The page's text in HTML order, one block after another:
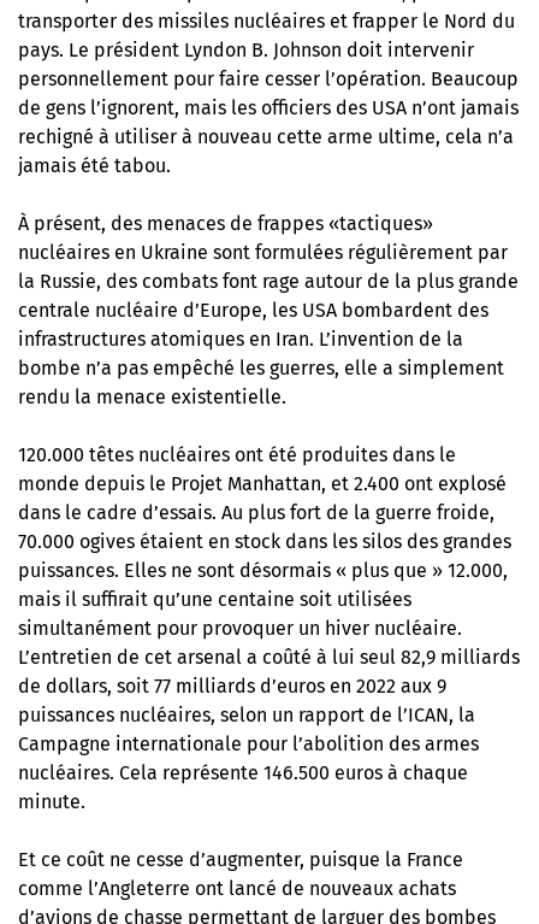
transporter des missiles nucléaires et frapper le Nord du
pays. Le président Lyndon B. Johnson doit intervenir
personnellement pour faire cesser l’opération. Beaucoup
de gens l’ignorent, mais les officiers des USA n’ont jamais
rechigné à utiliser à nouveau cette arme ultime, cela n’a
jamais été tabou.
À présent, des menaces de frappes «tactiques»
nucléaires en Ukraine sont formulées régulièrement par
la Russie, des combats font rage autour de la plus grande
centrale nucléaire d’Europe, les USA bombardent des
infrastructures atomiques en Iran. L’invention de la
bombe n’a pas empêché les guerres, elle a simplement
rendu la menace existentielle.
120.000 têtes nucléaires ont été produites dans le
monde depuis le Projet Manhattan, et 2.400 ont explosé
dans le cadre d’essais. Au plus fort de la guerre froide,
70.000 ogives étaient en stock dans les silos des grandes
puissances. Elles ne sont désormais « plus que » 12.000,
mais il suffirait qu’une centaine soit utilisées
simultanément pour provoquer un hiver nucléaire.
L’entretien de cet arsenal a coûté à lui seul 82,9 milliards
de dollars, soit 77 milliards d’euros en 2022 aux 9
puissances nucléaires, selon un rapport de l’ICAN, la
Campagne internationale pour l’abolition des armes
nucléaires. Cela représente 146.500 euros à chaque
minute.
Et ce coût ne cesse d’augmenter, puisque la France
comme l’Angleterre ont lancé de nouveaux achats
d’avions de chasse permettant de larguer des bombes